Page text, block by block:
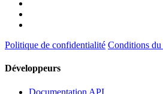
Politique de confidentialité Conditions du
Développeurs
Documentation API